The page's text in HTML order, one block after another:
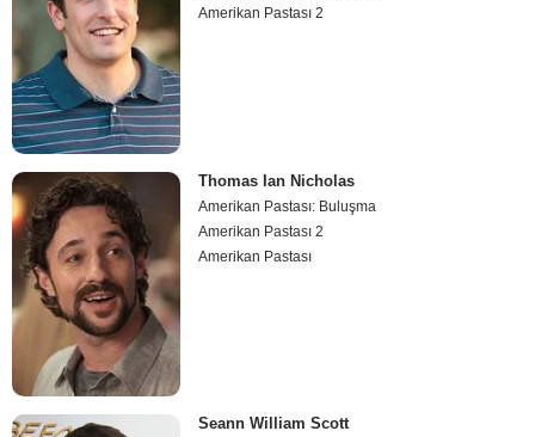
Amerikan Pastası 2
Thomas Ian Nicholas
Amerikan Pastası: Buluşma
Amerikan Pastası 2
Amerikan Pastası
Seann William Scott